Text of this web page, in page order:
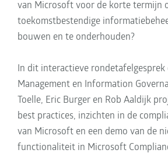
van Microsoft voor de korte termijn
toekomstbestendige
bouwen en te onderhouden?
In dit interactieve rondetafelgesprek
Management en Information
Toelle, Eric Burger en Rob Aaldijk
best practices, inzichten in de
van Microsoft en een demo van de
functionaliteit in Microsoft